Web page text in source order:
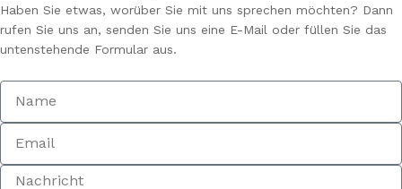
Haben Sie etwas, worüber Sie mit uns sprechen möchten? Dann
rufen Sie uns an, senden Sie uns eine E-Mail oder füllen Sie das
untenstehende Formular aus.